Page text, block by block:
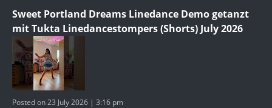
Sweet Portland Dreams Linedance Demo getanzt
mit Tukta Linedancestompers (Shorts) July 2026
Posted on 23 July 2026 | 3:16 pm